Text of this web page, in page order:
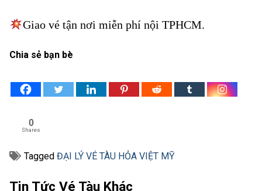
Giao vé tận nơi miễn phí nội TPHCM.
Chia sẻ bạn bè
0
Shares
Tagged ĐẠI LÝ VÉ TÀU HỎA VIỆT MỸ
Tin Tức Vé Tàu Khác